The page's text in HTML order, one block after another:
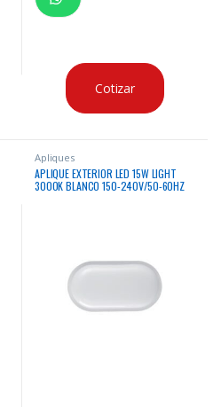
Cotizar
Apliques
APLIQUE EXTERIOR LED 15W LIGHT
3000K BLANCO 150-240V/50-60HZ